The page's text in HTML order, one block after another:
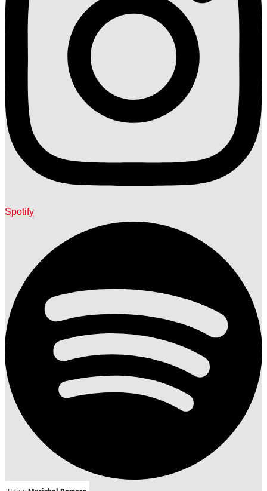
Spotify